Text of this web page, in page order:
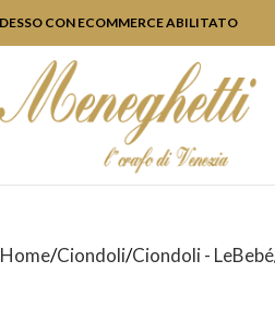
CON ECOMMERCE ABILITATO
Home Ciondoli Ciondoli - LeBebé